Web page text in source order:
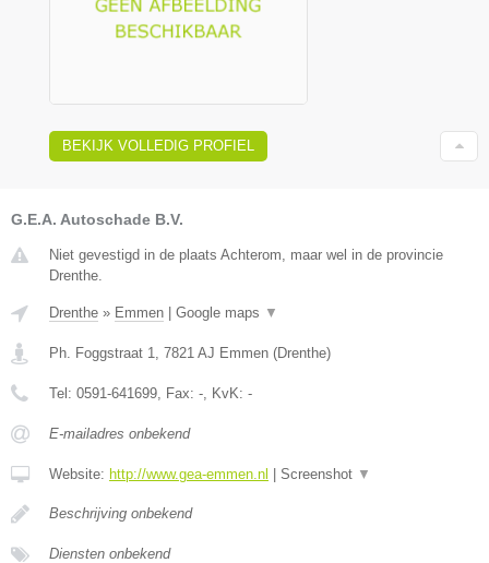
BEKIJK VOLLEDIG PROFIEL
G.E.A. Autoschade B.V.
Niet gevestigd in de plaats Achterom, maar wel in de provincie
Drenthe.
Drenthe » Emmen | Google maps ▼
Ph. Foggstraat 1 7821 AJ Emmen (Drenthe)
Tel: 0591-641699 , Fax: - , KvK: -
E-mailadres onbekend
Website: http://www.gea-emmen.nl | Screenshot ▼
Beschrijving onbekend
Diensten onbekend